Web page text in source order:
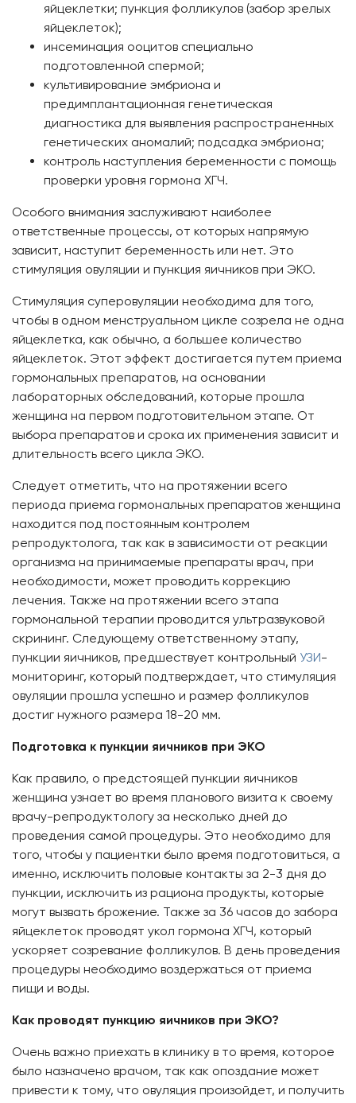
яйцеклетки; пункция фолликулов (забор зрелых
яйцеклеток);
инсеминация ооцитов специально
подготовленной спермой;
культивирование эмбриона и
предимплантационная генетическая
диагностика для выявления распространенных
генетических аномалий; подсадка эмбриона;
контроль наступления беременности с помощь
проверки уровня гормона ХГЧ.
Особого внимания заслуживают наиболее
ответственные процессы, от которых напрямую
зависит, наступит беременность или нет. Это
стимуляция овуляции и пункция яичников при ЭКО.
Стимуляция суперовуляции необходима для того,
чтобы в одном менструальном цикле созрела не одна
яйцеклетка, как обычно, а большее количество
яйцеклеток. Этот эффект достигается путем приема
гормональных препаратов, на основании
лабораторных обследований, которые прошла
женщина на первом подготовительном этапе. От
выбора препаратов и срока их применения зависит и
длительность всего цикла ЭКО.
Следует отметить, что на протяжении всего
периода приема гормональных препаратов женщина
находится под постоянным контролем
репродуктолога, так как в зависимости от реакции
организма на принимаемые препараты врач, при
необходимости, может проводить коррекцию
лечения. Также на протяжении всего этапа
гормональной терапии проводится ультразвуковой
скрининг. Следующему ответственному этапу,
пункции яичников, предшествует контрольный УЗИ-
мониторинг, который подтверждает, что стимуляция
овуляции прошла успешно и размер фолликулов
достиг нужного размера 18-20 мм.
Подготовка к пункции яичников при ЭКО
Как правило, о предстоящей пункции яичников
женщина узнает во время планового визита к своему
врачу-репродуктологу за несколько дней до
проведения самой процедуры. Это необходимо для
того, чтобы у пациентки было время подготовиться, а
именно, исключить половые контакты за 2-3 дня до
пункции, исключить из рациона продукты, которые
могут вызвать брожение. Также за 36 часов до забора
яйцеклеток проводят укол гормона ХГЧ, который
ускоряет созревание фолликулов. В день проведения
процедуры необходимо воздержаться от приема
пищи и воды.
Как проводят пункцию яичников при ЭКО?
Очень важно приехать в клинику в то время, которое
было назначено врачом, так как опоздание может
привести к тому, что овуляция произойдет, и получить